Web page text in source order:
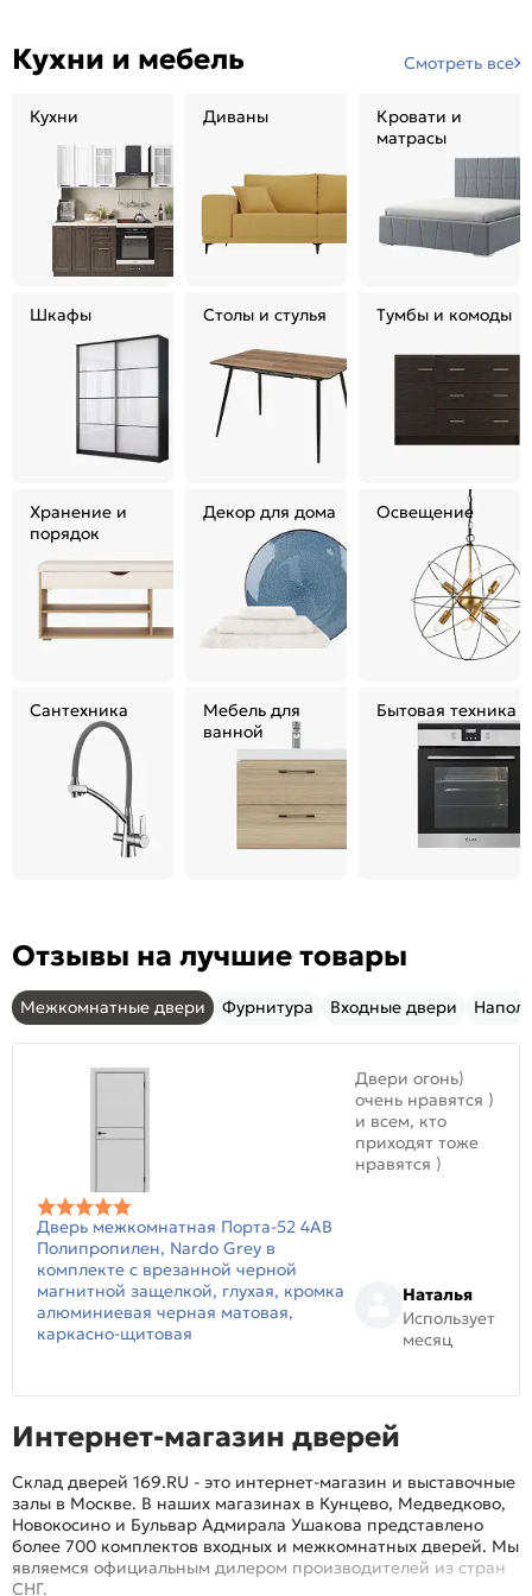
Кухни и мебель Смотреть все
Кухни Диваны
Кровати и
матрасы
Шкафы Столы и стулья Тумбы и комоды
Хранение и
порядок
Декор для дома Освещение
Сантехника
Мебель для
ванной
Бытовая техника
Отзывы на лучшие товары
Межкомнатные двери Фурнитура Входные двери
Дверь межкомнатная Порта-52 4AB
Полипропилен, Nardo Grey в
комплекте с врезанной черной
магнитной защелкой, глухая, кромка
алюминиевая черная матовая,
каркасно-щитовая
Двери огонь)
очень нравятся )
и всем, кто
приходят тоже
нравятся )
Наталья
Использует
месяц
Интернет-магазин дверей
Склад дверей 169.RU - это интернет-магазин и выставочные
залы в Москве. В наших магазинах в Кунцево, Медведково,
Новокосино и Бульвар Адмирала Ушакова представлено
более 700 комплектов входных и межкомнатных дверей. Мы
являемся официальным дилером производителей из стран
СНГ.